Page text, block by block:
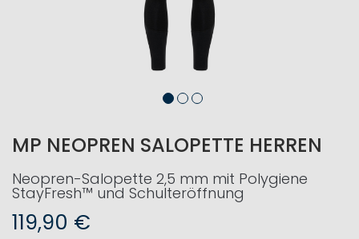
MP NEOPREN SALOPETTE HERREN
Neopren-Salopette 2,5 mm mit Polygiene
StayFresh™ und Schulteröffnung
119,90 €